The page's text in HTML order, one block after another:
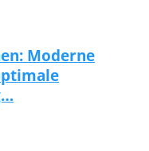
Moderne